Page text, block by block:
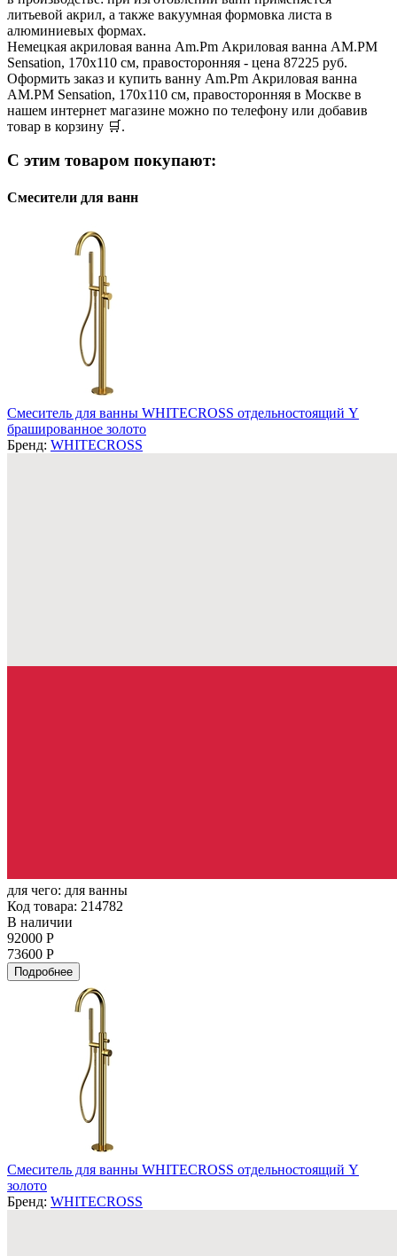
литьевой акрил, а также вакуумная формовка листа в
алюминиевых формах.
Немецкая акриловая ванна Am.Pm Акриловая ванна AM.PM
Sensation, 170х110 см, правосторонняя - цена 87225 руб.
Оформить заказ и купить ванну Am.Pm Акриловая ванна
AM.PM Sensation, 170х110 см, правосторонняя в Москве в
нашем интернет магазине можно по телефону или добавив
товар в корзину 🛒.
С этим товаром покупают:
Смесители для ванн
Смеситель для ванны WHITECROSS отдельностоящий Y
брашированное золото
Бренд: WHITECROSS
для чего: для ванны
Код товара: 214782
В наличии
92000 Р
73600 Р
Подробнее
Смеситель для ванны WHITECROSS отдельностоящий Y
золото
Бренд: WHITECROSS